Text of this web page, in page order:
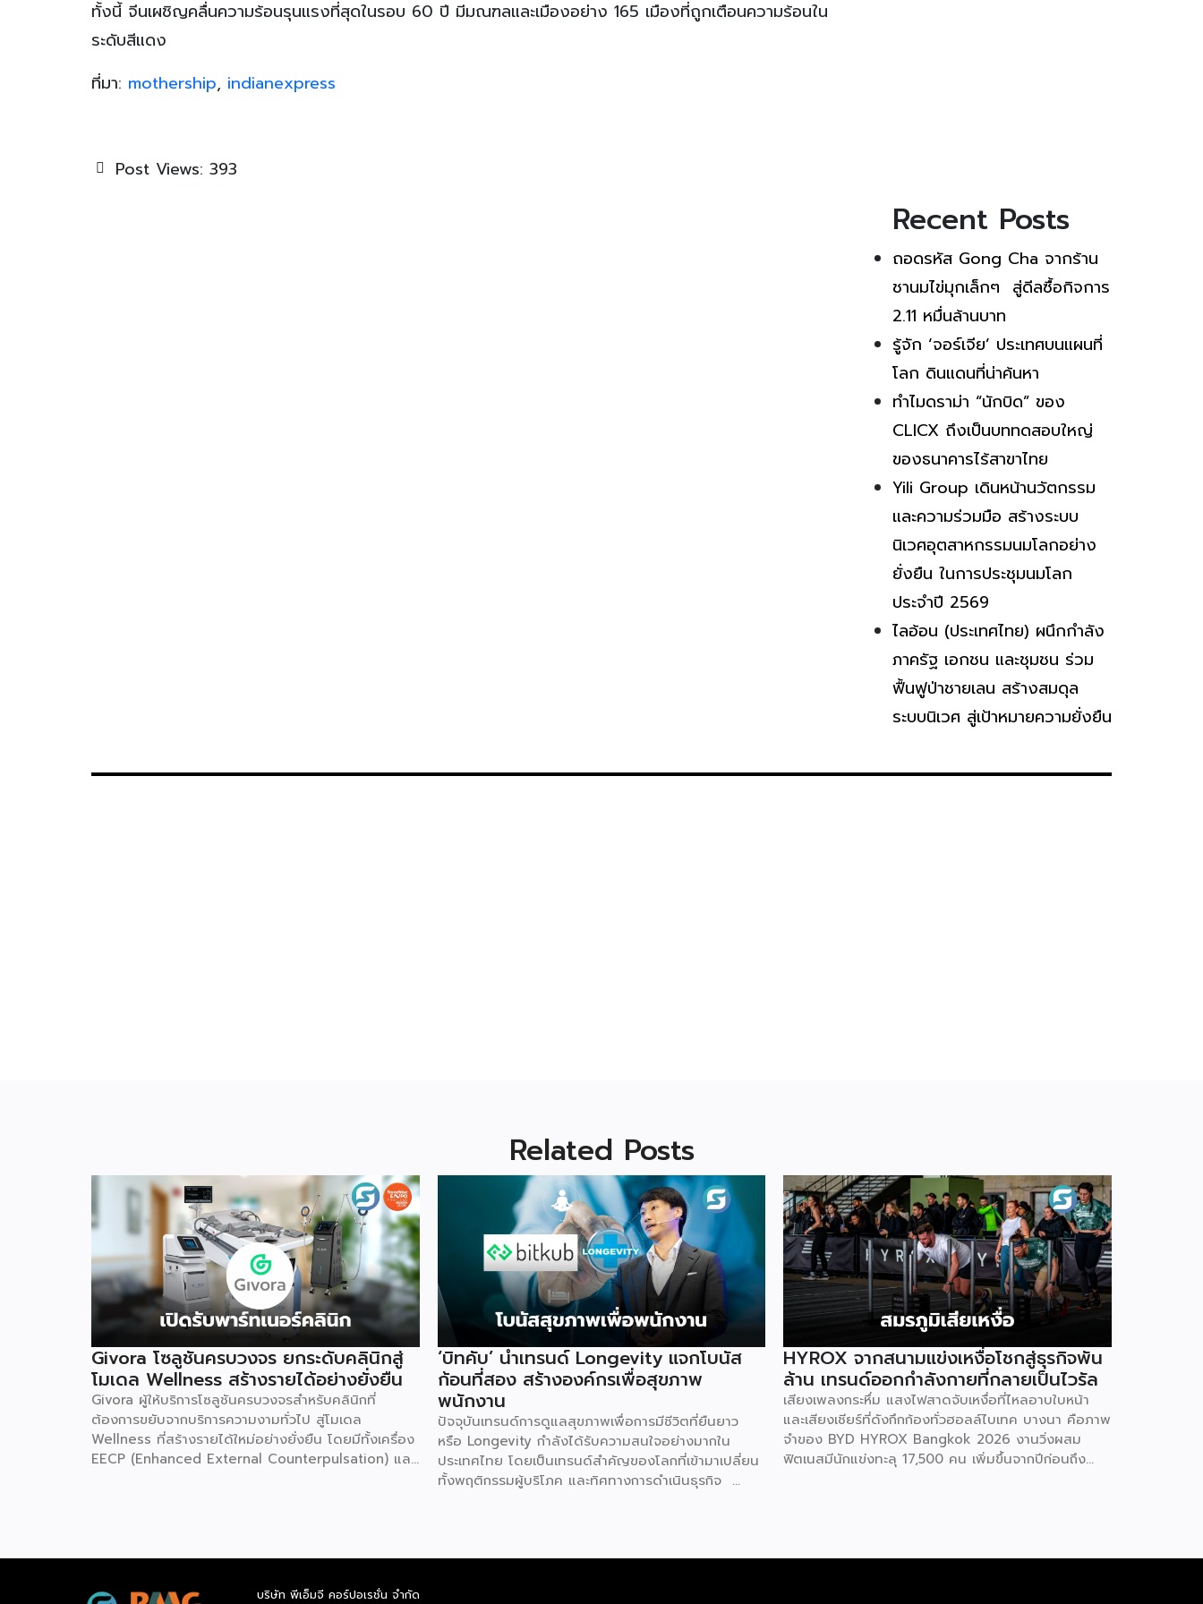
ทั้งนี้ จีนเผชิญคลื่นความร้อนรุนแรงที่สุดในรอบ 60 ปี มีมณฑลและเมืองอย่าง 165 เมืองที่ถูกเตือนความร้อนใน
ระดับสีแดง
ที่มา: mothership, indianexpress
Post Views: 393
Recent Posts
ถอดรหัส Gong Cha จากร้าน
ชานมไข่มุกเล็กๆ สู่ดีลซื้อกิจการ
2.11 หมื่นล้านบาท
รู้จัก ‘จอร์เจีย’ ประเทศบนแผนที่
โลก ดินแดนที่น่าค้นหา
ทำไมดราม่า “นักบิด” ของ
CLICX ถึงเป็นบททดสอบใหญ่
ของธนาคารไร้สาขาไทย
Yili Group เดินหน้านวัตกรรม
และความร่วมมือ สร้างระบบ
นิเวศอุตสาหกรรมนมโลกอย่าง
ยั่งยืน ในการประชุมนมโลก
ประจำปี 2569
ไลอ้อน (ประเทศไทย) ผนึกกำลัง
ภาครัฐ เอกชน และชุมชน ร่วม
ฟื้นฟูป่าชายเลน สร้างสมดุล
ระบบนิเวศ สู่เป้าหมายความยั่งยืน
Related Posts
Givora โซลูชันครบวงจร ยกระดับคลินิกสู่
โมเดล Wellness สร้างรายได้อย่างยั่งยืน
Givora ผู้ให้บริการโซลูชันครบวงจรสำหรับคลินิกที่
ต้องการขยับจากบริการความงามทั่วไป สู่โมเดล
Wellness ที่สร้างรายได้ใหม่อย่างยั่งยืน โดยมีทั้งเครื่อง
EECP (Enhanced External Counterpulsation) และ
การใช้งาน เหมาะสำหรับคลินิกที่ต้องการสร้างรายได้เพิ่ม
มองเห็นกับดักที่ทำให้อุตสาหกรรมสุขภาพ-ความงามไปไม่
‘บิทคับ’ นำเทรนด์ Longevity แจกโบนัส
ก้อนที่สอง สร้างองค์กรเพื่อสุขภาพ
พนักงาน
ปัจจุบันเทรนด์การดูแลสุขภาพเพื่อการมีชีวิตที่ยืนยาว
หรือ Longevity กำลังได้รับความสนใจอย่างมากใน
ประเทศไทย โดยเป็นเทรนด์สำคัญของโลกที่เข้ามาเปลี่ยน
ทั้งพฤติกรรมผู้บริโภค และทิศทางการดำเนินธุรกิจ
ธุรกิจสู่คอมมูนิตี้สุขภาพ “StayGold” ได้ประกาศนโยบาย
HYROX จากสนามแข่งเหงื่อโชกสู่ธุรกิจพัน
ล้าน เทรนด์ออกกำลังกายที่กลายเป็นไวรัล
เสียงเพลงกระหึ่ม แสงไฟสาดจับเหงื่อที่ไหลอาบใบหน้า
และเสียงเชียร์ที่ดังกึกก้องทั่วฮอลล์ไบเทค บางนา คือภาพ
จำของ BYD HYROX Bangkok 2026 งานวิ่งผสม
ฟิตเนสมีนักแข่งทะลุ 17,500 คน เพิ่มขึ้นจากปีก่อนถึง
ไม่ใช่แค่มาเปิดงาน นี่ไม่ใช่แค่กระแสฟิตเนสธรรมดา แต่
บริษัท พีเอ็มจี คอร์ปอเรชั่น จำกัด